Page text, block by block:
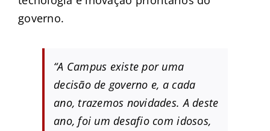
governo.
“A Campus existe por uma
decisão de governo e, a cada
ano, trazemos novidades. A deste
ano, foi um desafio com idosos,